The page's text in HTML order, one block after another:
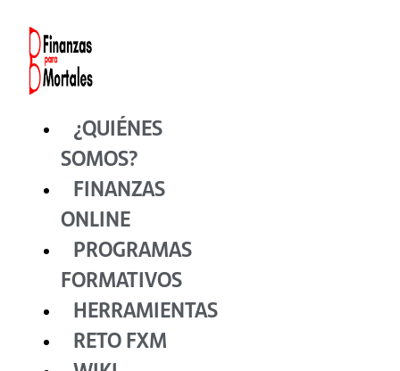
contenido
¿QUIÉNES
SOMOS?
FINANZAS
ONLINE
PROGRAMAS
FORMATIVOS
HERRAMIENTAS
RETO FXM